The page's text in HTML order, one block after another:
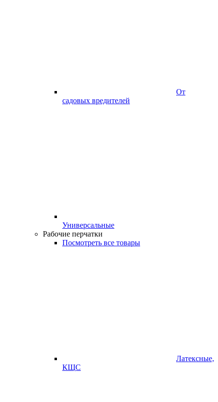
От
садовых вредителей
Универсальные
Рабочие перчатки
Посмотреть все товары
Латексные,
КЩС